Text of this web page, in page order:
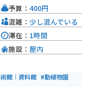
館｜資料館 #動植物園
予算： 400円
混雑： 少し混んでいる
滞在： 1時間
施設： 屋内